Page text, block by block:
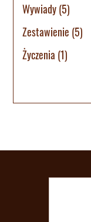
Wywiady(5)
Zestawienie (5)
Życzenia (1)